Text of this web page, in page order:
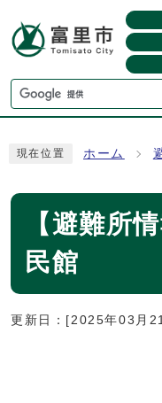
現在位置 ホーム
【避難所
民館
更新日：[2025年03月